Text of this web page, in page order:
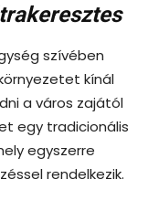
szívében
kínál
a város zajától
egy tradicionális
egyszerre
rendelkezik.